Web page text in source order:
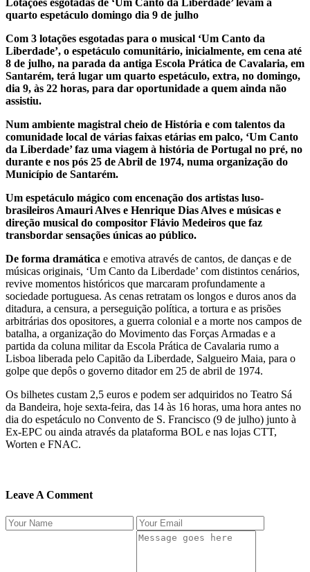
quarto espetáculo domingo dia 9 de julho
Com 3 lotações esgotadas para o musical ‘Um Canto da
Liberdade’, o espetáculo comunitário, inicialmente, em cena até
8 de julho, na parada da antiga Escola Prática de Cavalaria, em
Santarém, terá lugar um quarto espetáculo, extra, no domingo,
dia 9, às 22 horas, para dar oportunidade a quem ainda não
assistiu.
Num ambiente magistral cheio de História e com talentos da
comunidade local de várias faixas etárias em palco, ‘Um Canto
da Liberdade’ faz uma viagem à história de Portugal no pré, no
durante e nos pós 25 de Abril de 1974, numa organização do
Município de Santarém.
Um espetáculo mágico com encenação dos artistas luso-
brasileiros Amauri Alves e Henrique Dias Alves e músicas e
direção musical do compositor Flávio Medeiros que faz
transbordar sensações únicas ao público.
De forma dramática e emotiva através de cantos, de danças e de
músicas originais, ‘Um Canto da Liberdade’ com distintos cenários,
revive momentos históricos que marcaram profundamente a
sociedade portuguesa. As cenas retratam os longos e duros anos da
ditadura, a censura, a perseguição política, a tortura e as prisões
arbitrárias dos opositores, a guerra colonial e a morte nos campos de
batalha, a organização do Movimento das Forças Armadas e a
partida da coluna militar da Escola Prática de Cavalaria rumo a
Lisboa liberada pelo Capitão da Liberdade, Salgueiro Maia, para o
golpe que depôs o governo ditador em 25 de abril de 1974.
Os bilhetes custam 2,5 euros e podem ser adquiridos no Teatro Sá
da Bandeira, hoje sexta-feira, das 14 às 16 horas, uma hora antes no
dia do espetáculo no Convento de S. Francisco (9 de julho) junto à
Ex-EPC ou ainda através da plataforma BOL e nas lojas CTT,
Worten e FNAC.
Leave A Comment